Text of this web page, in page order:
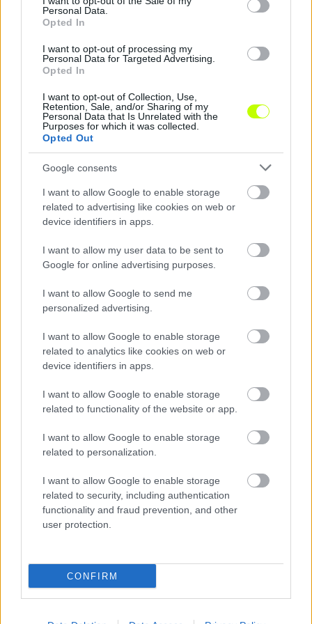
Personal Data.
Opted In
I want to opt-out of processing my
Personal Data for Targeted Advertising.
Opted In
I want to opt-out of Collection, Use,
Retention, Sale, and/or Sharing of my
Personal Data that Is Unrelated with the
Purposes for which it was collected.
Opted Out
Google consents
I want to allow Google to enable storage
related to advertising like cookies on web or
device identifiers in apps.
I want to allow my user data to be sent to
Google for online advertising purposes.
I want to allow Google to send me
personalized advertising.
I want to allow Google to enable storage
related to analytics like cookies on web or
device identifiers in apps.
I want to allow Google to enable storage
related to functionality of the website or app.
I want to allow Google to enable storage
related to personalization.
I want to allow Google to enable storage
related to security, including authentication
functionality and fraud prevention, and other
user protection.
CONFIRM
Az alkotmányjogi ítélkezési alapokat megteremtő
mai napig élnek és hatályosulnak és ezen elvek
azok, melyek az alapjogok korlátozhatóságának
azaz több, mint 20 éve, időtállóan így fogalmazott:
„Az állam akkor nyúlhat az alapjog korlátozásának
eszközéhez, ha másik alapvető jog és szabadság
védelme vagy érvényesülése, illetve egyéb
alkotmányos érték védelme más módon nem
alkotmányosságához tehát önmagában nem
elegendő, hogy az másik alapjog vagy szabadság
védelme vagy egyéb alkotmányos cél érdekében
történik, hanem szükséges, hogy megfeleljen az
arányosság követelményeinek: az elérni kívánt cél
fontossága és az ennek érdekében okozott
alapjogsérelem súlya megfelelő arányban legyen
egymással. A törvényhozó a korlátozás során
legenyhébb eszközt alkalmazni. Alkotmányellenes
a jog tartalmának korlátozása, ha az kényszerítő ok
nélkül, önkényesen történik, vagy ha a korlátozás
súlya az elérni kívánt célhoz képest aránytalan.”
Kérem vizsgálja meg, hogy én, aki nem vagyok
futball huligán, nem akarok megverni, megsérteni
vagyontárgyat, miért nem utazhatom a saját
magam által megválasztott módon a Fradi-Újpest
labdarúgó mérkőzésre, adott esetben, miért nem
parkolhatok le a Groupama Stadionnál